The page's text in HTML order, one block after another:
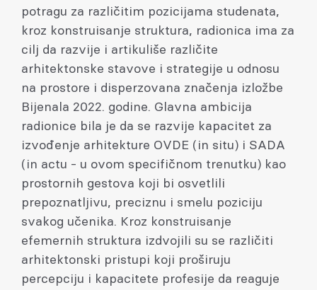
potragu za različitim pozicijama studenata,
kroz konstruisanje struktura, radionica ima za
cilj da razvije i artikuliše različite
arhitektonske stavove i strategije u odnosu
na prostore i disperzovana značenja izložbe
Bijenala 2022. godine. Glavna ambicija
radionice bila je da se razvije kapacitet za
izvođenje arhitekture OVDE (in situ) i SADA
(in actu - u ovom specifičnom trenutku) kao
prostornih gestova koji bi osvetlili
prepoznatljivu, preciznu i smelu poziciju
svakog učenika. Kroz konstruisanje
efemernih struktura izdvojili su se različiti
arhitektonski pristupi koji proširuju
percepciju i kapacitete profesije da reaguje